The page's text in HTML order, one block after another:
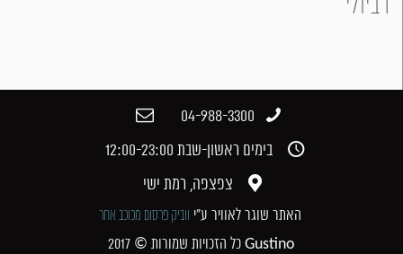
04-988-3300​
בימים ראשון-שבת 12:00-23:00​
צפצפה, רמת ישי​
האתר שוגר לאוויר ע"י ווביק פרסום מכוכב אחר
כל הזכויות שמורות © 2017 Gustino